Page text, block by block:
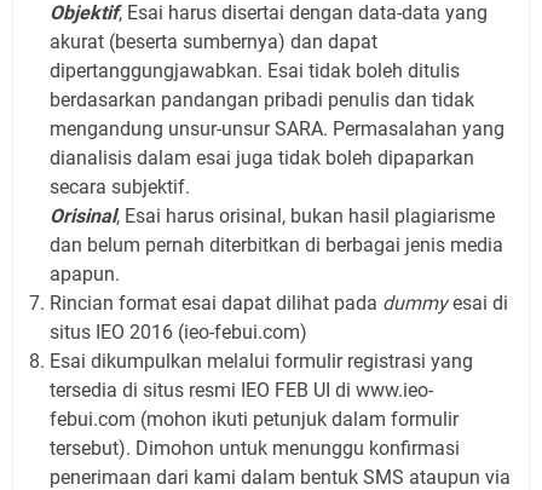
Objektif, Esai harus disertai dengan data-data yang
akurat (beserta sumbernya) dan dapat
dipertanggungjawabkan. Esai tidak boleh ditulis
berdasarkan pandangan pribadi penulis dan tidak
mengandung unsur-unsur SARA. Permasalahan yang
dianalisis dalam esai juga tidak boleh dipaparkan
secara subjektif.
Orisinal, Esai harus orisinal, bukan hasil plagiarisme
dan belum pernah diterbitkan di berbagai jenis media
apapun.
Rincian format esai dapat dilihat pada dummy esai di
situs IEO 2016 (ieo-febui.com)
Esai dikumpulkan melalui formulir registrasi yang
tersedia di situs resmi IEO FEB UI di www.ieo-
febui.com (mohon ikuti petunjuk dalam formulir
tersebut). Dimohon untuk menunggu konfirmasi
penerimaan dari kami dalam bentuk SMS ataupun via